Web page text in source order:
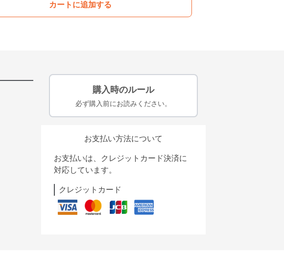
カートに追加する
購入時のルール
必ず購入前にお読みください。
お支払い方法について
お支払いは、クレジットカード決済に
対応しています。
クレジットカード